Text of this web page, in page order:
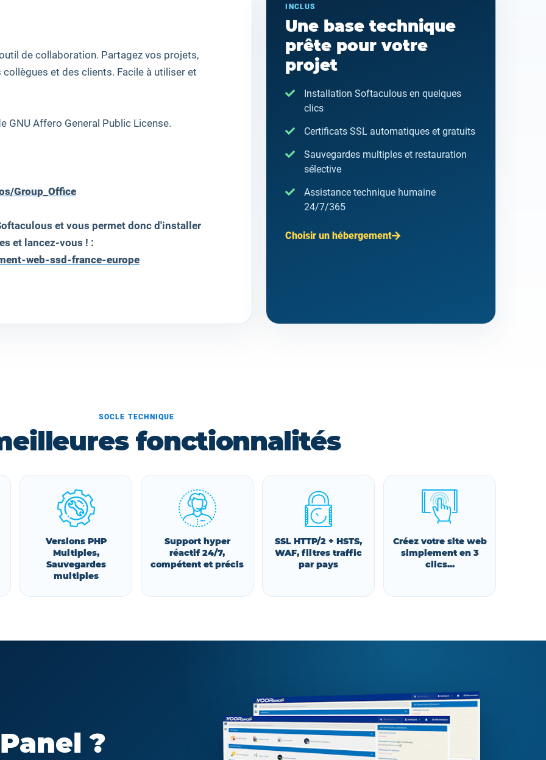
de collaboration. Partagez vos projets,
collègues et des clients. Facile à utiliser et
GNU Affero General Public License.
Group_Office
et vous permet donc d'installer
et lancez-vous ! :
web-ssd-france-europe
INCLUS
Une base technique
prête pour votre
projet
Installation Softaculous en quelques
clics
Certificats SSL automatiques et gratuits
Sauvegardes multiples et restauration
sélective
Assistance technique humaine
24/7/365
Choisir un hébergement
SOCLE TECHNIQUE
fonctionnalités
Versions PHP
Multiples,
Sauvegardes
multiples
Support hyper
réactif 24/7,
compétent et précis
SSL HTTP/2 + HSTS,
WAF, filtres traffic
par pays
Créez votre site web
simplement en 3
clics...
?